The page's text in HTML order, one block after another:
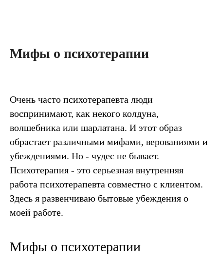
Мифы о психотерапии
Очень часто психотерапевта люди
воспринимают, как некого колдуна,
волшебника или шарлатана. И этот образ
обрастает различными мифами, верованиями и
убеждениями. Но - чудес не бывает.
Психотерапия - это серьезная внутренняя
работа психотерапевта совместно с клиентом.
Здесь я развенчиваю бытовые убеждения о
моей работе.
Мифы о психотерапии